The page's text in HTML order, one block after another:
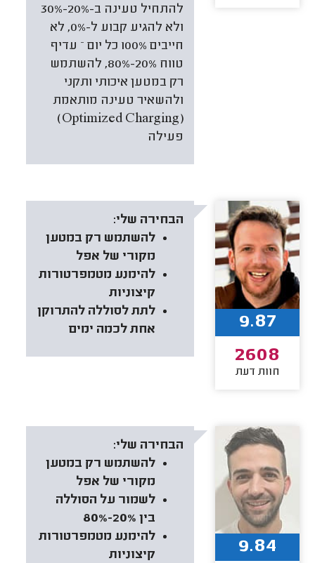
להתחיל טעינה ב-20%-30%
ולא להגיע קבוע ל-0%, לא
חייבים 100% כל יום – עדיף
טווח 20%-80%, להשתמש
רק במטען איכותי ותקני
ולהשאיר טעינה מותאמת
(Optimized Charging)
פעילה
הבחירה שלי:
להשתמש רק במטען
מקורי של אפל
להימנע מטמפרטורות
קיצוניות
לתת לסוללה להתרוקן
אחת לכמה ימים
9.87
2608
חוות דעת
הבחירה שלי:
להשתמש רק במטען
מקורי של אפל
לשמור על הסוללה
בין 20%-80%
להימנע מטמפרטורות
קיצוניות
9.84